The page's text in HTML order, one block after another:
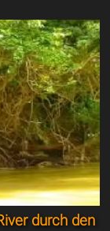
durch den